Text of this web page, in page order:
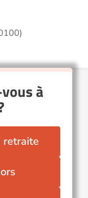
à
retraite